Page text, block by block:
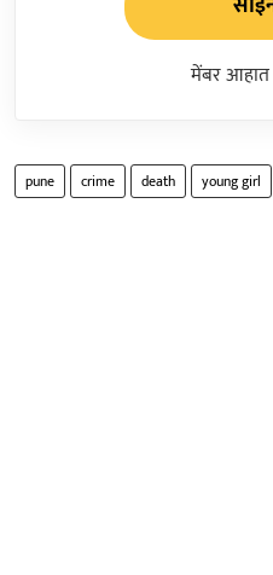
मेंबर
pune crime death young girl